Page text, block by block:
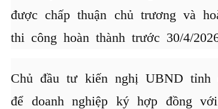
được chấp thuận chủ trương và
thi công hoàn thành trước 30/4/
Chủ đầu tư kiến nghị UBND
để doanh nghiệp ký hợp đồng